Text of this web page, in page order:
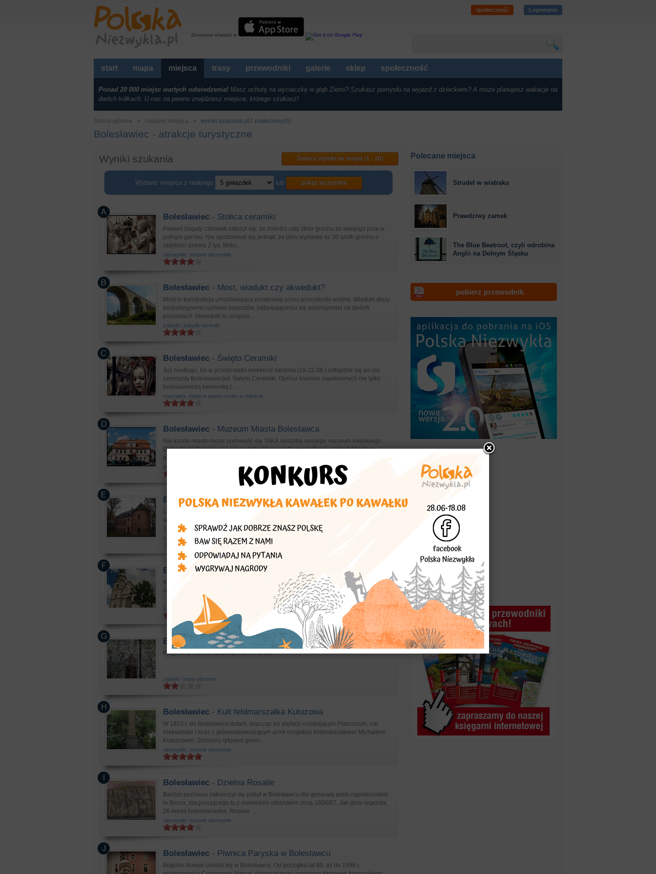
Dostepna również w
społeczność Logowanie
start mapa miejsca trasy przewodniki galerie sklep społeczność
Ponad 20 000 miejsc wartych odwiedzenia! Masz ochotę na wycieczkę w głąb Ziemi? Szukasz pomysłu na wyjazd z dzieckiem? A może planujesz wakacje na
dwóch kółkach. U nas na pewno znajdziesz miejsce, którego szukasz!
Strona główna ciekawe miejsca wyniki szukania (47 znalezionych)
Bolesławiec - atrakcje turystyczne
Wyniki szukania Zobacz wyniki na mapie (1 - 10)
Wybierz miejsca z rankingu lub pokaż wszystkie
Bolesławiec - Stolica ceramiki
Pewien bogaty człowiek założył się, że zmieści cały zbiór grochu ze swojego pola w
jednym garnku. Nie spodziewał się jednak, że plon wyniesie aż 30 szefli grochu o
objętości prawie 2 tys. litr&o...
niezwykłe: historie niezwykłe
Bolesławiec - Most, wiadukt czy akwedukt?
Most to konstrukcja umożliwiająca przeprawę przez przeszkody wodne. Wiadukt służy
bezkolizyjnemu ruchowi pojazdów, odbywającemu się przynajmniej na dwóch
poziomach. Akwedukt to urządze...
zabytki: zabytki techniki
Bolesławiec - Święto Ceramiki
Już niedługo, bo w przedostatni weekend sierpnia (18-22.08.) odbędzie się po raz
szesnasty Bolesławieckie Święto Ceramiki. Oprócz kramów zapełnionych nie tylko
bolesławiecką kamionką (...
rozrywka: miejsca wypoczynku w mieście
Bolesławiec - Muzeum Miasta Bolesławca
Nie każde miasto może pochwalić się TAKĄ siedzibą swojego muzeum miejskiego .
Dolnośląski Bolesławiec ma siedzibę Muzeum Ceramiki Działu Historii Miasta w
pałacu z bardzo ciekawą przeszłością. Neokl...
zabytki: zabytkowe budynki
Bolesławiec- Muzeum Ceramiki
Lokuje się przy ulicy Mickiewicza 13 w budynku przylegającym do murów obronnych a
wkomponowano weń XV wieczną wieżę obronną. Pierwsze muzeum otwarto tu w
1908 r a przebudową kierował wybitny arc...
zabytki: zabytkowe budynki
Bolesławiec- Kościół WNMP i św. Mikołaja
Kościół Wniebowzięcia Najświętszej Marii Panny i św. Mikołaja (XIII w., dwukrotnie
odbudowywany XV i XVII w.).
zabytki: kościoły, klasztory, sanktuaria
Bolesławiec- Fragmenty murów obronnych
Fragmenty murów obronnych (XIV-XV w.)
zabytki: mury obronne
Bolesławiec - Kult feldmarszałka Kutuzowa
W 1813 r. do Bolesławca dotarli, depcząc po piętach uciekającym Francuzom, car
Aleksander I wraz z głównodowodzącym armii rosyjskiej feldmarszałkiem Michaiłem
Kutuzowem. Zmożony tyfusem gener...
niezwykłe: historie niezwykłe
Bolesławiec - Dzielna Rosalie
Bardzo pechowo zakończył się pobyt w Bolesławcu dla generała armii napoleońskiej
le Bruna, stacjonującego tu z niewielkim oddziałem zimą 1806/07. Jak głosi legenda,
26-letnia bolesławianka, Rosalie ...
niezwykłe: historie niezwykłe
Bolesławiec - Piwnica Paryska w Bolesławcu
Bogdan Nowak urodził się w Bolesławcu. Od początku lat 80. aż do 1996 r.
Polecane miejsca
Strudel w wiatraku
Prawdziwy zamek
The Blue Beetroot, czyli odrobina
Anglii na Dolnym Śląsku